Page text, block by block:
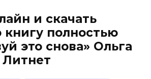
и скачать
книгу полностью
это снова» Ольга
Литнет